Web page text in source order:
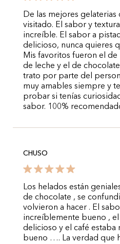
De las mejores gelaterias
visitado. El sabor y
increíble. El sabor a
delicioso, nunca quieres
Mis favoritos fueron el
de leche y el de
trato por parte del
muy amables siempre y
probar si tenías
sabor. 100%
CHUSO
Los helados están
de chocolate , se
volvieron a hacer . El
increíblemente bueno ,
delicioso y el café estaba
bueno …. La verdad que